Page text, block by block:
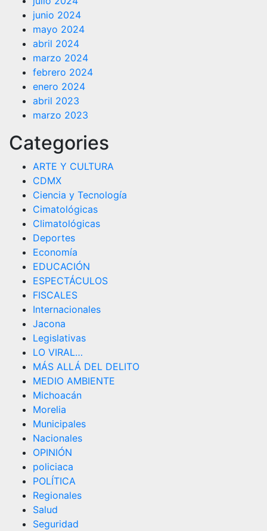
junio 2024
mayo 2024
abril 2024
marzo 2024
febrero 2024
enero 2024
abril 2023
marzo 2023
Categories
ARTE Y CULTURA
CDMX
Ciencia y Tecnología
Cimatológicas
Climatológicas
Deportes
Economía
EDUCACIÓN
ESPECTÁCULOS
FISCALES
Internacionales
Jacona
Legislativas
LO VIRAL…
MÁS ALLÁ DEL DELITO
MEDIO AMBIENTE
Michoacán
Morelia
Municipales
Nacionales
OPINIÓN
policiaca
POLÍTICA
Regionales
Salud
Seguridad